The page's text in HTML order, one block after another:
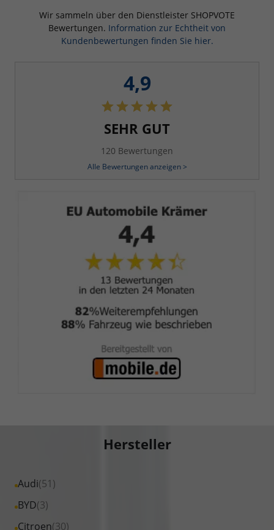
Wir sammeln über den Dienstleister SHOPVOTE
Bewertungen. Information zur Echtheit von
Kundenbewertungen finden Sie hier.
4,9
SEHR GUT
120 Bewertungen
Alle Bewertungen anzeigen >
Hersteller
Audi(51)
Alle
Fahrzeuge
BYD(3)
Alle
Fahrzeuge
Citroen(30)
Alle